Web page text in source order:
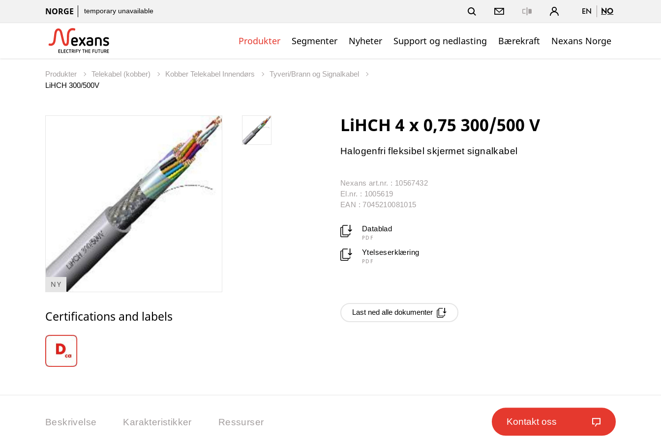
NORGE temporary unavailable EN NO
Produkter Segmenter Nyheter Support og nedlasting Bærekraft Nexans Norge
Produkter Telekabel (kobber) Kobber Telekabel Innendørs
Tyveri/Brann og Signalkabel
LiHCH 300/500V
NY
Certifications and labels
LiHCH 4 x 0,75 300/500 V
Halogenfri fleksibel skjermet signalkabel
Nexans art.nr. : 10567432
El.nr. : 1005619
EAN : 7045210081015
Datablad
PDF
Ytelseserklæring
PDF
Last ned alle dokumenter
Beskrivelse Karakteristikker Ressurser Kontakt oss